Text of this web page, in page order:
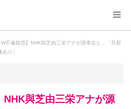
W不倫疑惑】NHK與芝由三栄アナが源孝志と…「旦那
り）
NHK與芝由三栄アナが源